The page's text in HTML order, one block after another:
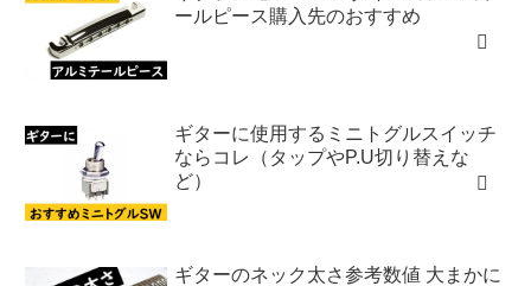
ールピース購入先のおすすめ
ギターに使用するミニトグルスイッチ
ならコレ（タップやP.U切り替えな
ど）
ギターのネック太さ参考数値 大まかに